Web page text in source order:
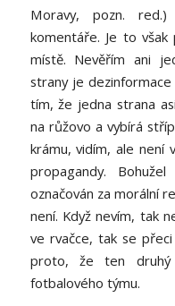
Moravy, pozn.
komentáře. Je to
místě. Nevěřím ani
strany je
tím, že jedna strana
na růžovo a vybírá
krámu, vidím, ale není
propagandy.
označován za morální
není. Když nevím, tak
ve rvačce, tak se
proto, že ten druhý
fotbalového týmu.